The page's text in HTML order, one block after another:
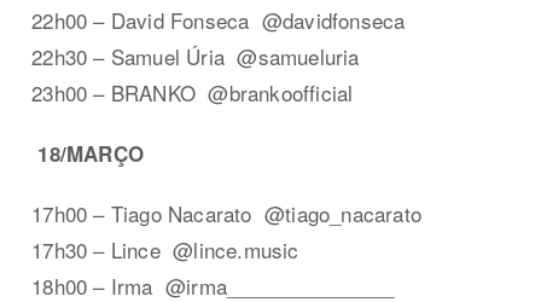
22h00 – David Fonseca @davidfonseca
22h30 – Samuel Úria @samueluria
23h00 – BRANKO @brankoofficial
18/MARÇO
17h00 – Tiago Nacarato @tiago_nacarato
17h30 – Lince @lince.music
18h00 – Irma @irma_______________